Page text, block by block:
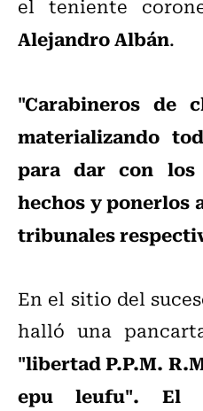
el teniente
Alejandro Albán.
"Carabineros de
materializando
para dar con los
hechos y ponerlos
tribunales
En el sitio del
halló una
"libertad P.P.M.
epu leufu". El